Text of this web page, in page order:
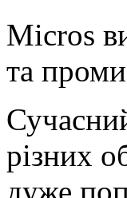
Micros
та
різних
дуже